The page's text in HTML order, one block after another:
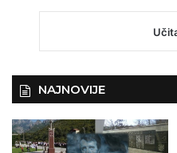
NAJNOVIJE